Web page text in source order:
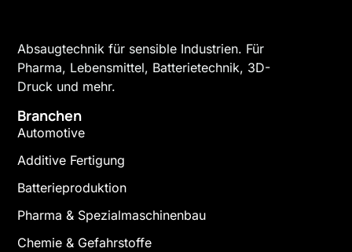
Absaugtechnik für sensible Industrien. Für
Pharma, Lebensmittel, Batterietechnik, 3D-
Druck und mehr.
Branchen
Automotive
Additive Fertigung
Batterieproduktion
Pharma & Spezialmaschinenbau
Chemie & Gefahrstoffe